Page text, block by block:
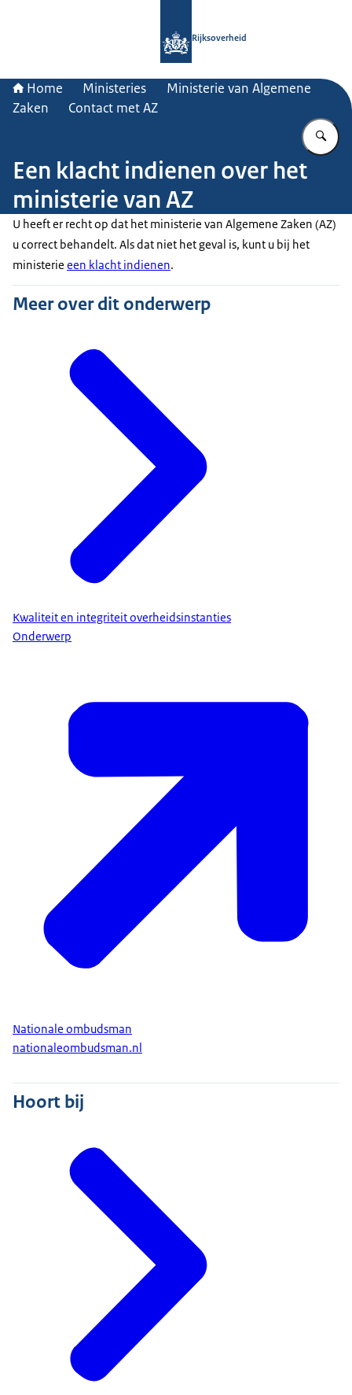
Rijksoverheid
Home Ministeries
Ministerie van Algemene
Zaken
Contact met AZ
Een klacht indienen over het
ministerie van AZ
U heeft er recht op dat het ministerie van Algemene Zaken (AZ)
u correct behandelt. Als dat niet het geval is, kunt u bij het
ministerie een klacht indienen.
Meer over dit onderwerp
Kwaliteit en integriteit overheidsinstanties
Onderwerp
Nationale ombudsman
nationaleombudsman.nl
Hoort bij